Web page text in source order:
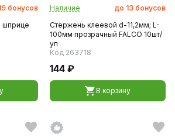
бонусов
шприце
Наличие до 13 бонусов
Стержень клеевой d-11,2мм; L-
100мм прозрачный FALCO 10шт/
уп
Код 263718
144 ₽
В корзину